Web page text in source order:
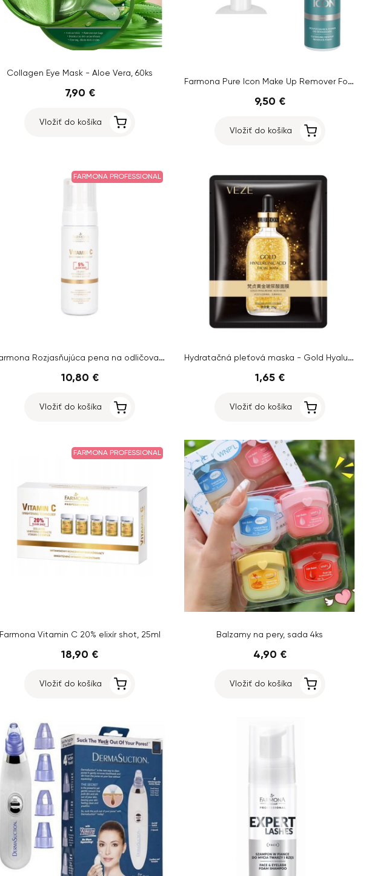
Collagen Eye Mask - Aloe Vera, 60ks
7,90 €
Vložiť do košíka
Farmona Pure Icon Make Up Remover Foam, 150ml
9,50 €
Vložiť do košíka
FARMONA PROFESSIONAL
Farmona Rozjasňujúca pena na odličovanie s vitamínom C, 150ml
10,80 €
Vložiť do košíka
Hydratačná pleťová maska - Gold Hyaluronic Acid
1,65 €
Vložiť do košíka
FARMONA PROFESSIONAL
Farmona Vitamin C 20% elixír shot, 25ml
18,90 €
Vložiť do košíka
Balzamy na pery, sada 4ks
4,90 €
Vložiť do košíka